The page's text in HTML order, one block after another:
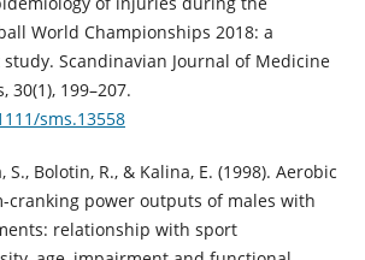
World Championships 2018: a
Scandinavian Journal of Medicine
30(1), 199–207.
sms.13558
S., Bolotin, R., & Kalina, E. (1998). Aerobic
cranking power outputs of males with
relationship with sport